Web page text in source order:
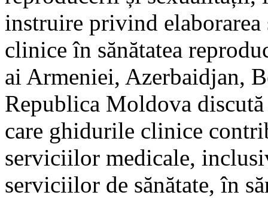
instruire privind
clinice în sănătatea
ai Armeniei, Azerbaidjan,
Republica Moldova
care ghidurile clinice
serviciilor medicale,
serviciilor de sănătate, în